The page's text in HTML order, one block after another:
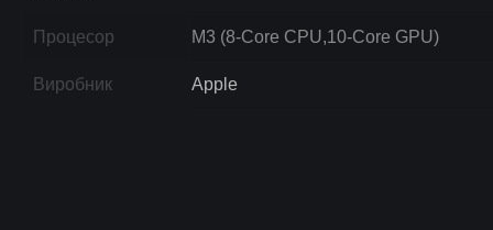
Процесор M3 (8-Core CPU,10-Core GPU)
Виробник Apple